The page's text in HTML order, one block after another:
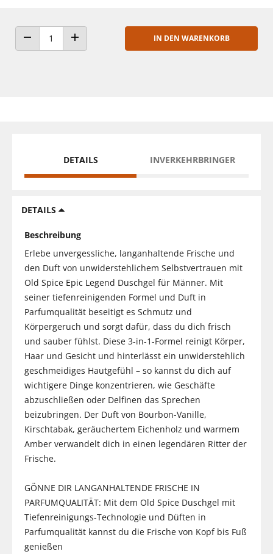
ANZAHL VERRINGERNANZAHL ERHÖHEN
IN DEN WARENKORB
DETAILS INVERKEHRBRINGER
DETAILS
Beschreibung
Erlebe unvergessliche, langanhaltende Frische und
den Duft von unwiderstehlichem Selbstvertrauen mit
Old Spice Epic Legend Duschgel für Männer. Mit
seiner tiefenreinigenden Formel und Duft in
Parfumqualität beseitigt es Schmutz und
Körpergeruch und sorgt dafür, dass du dich frisch
und sauber fühlst. Diese 3-in-1-Formel reinigt Körper,
Haar und Gesicht und hinterlässt ein unwiderstehlich
geschmeidiges Hautgefühl – so kannst du dich auf
wichtigere Dinge konzentrieren, wie Geschäfte
abzuschließen oder Delfinen das Sprechen
beizubringen. Der Duft von Bourbon-Vanille,
Kirschtabak, geräuchertem Eichenholz und warmem
Amber verwandelt dich in einen legendären Ritter der
Frische.
GÖNNE DIR LANGANHALTENDE FRISCHE IN
PARFUMQUALITÄT: Mit dem Old Spice Duschgel mit
Tiefenreinigungs-Technologie und Düften in
Parfumqualität kannst du die Frische von Kopf bis Fuß
genießen